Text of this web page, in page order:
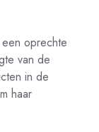
oprechte
van de
in de
haar